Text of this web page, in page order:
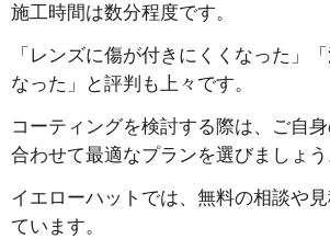
施工時間は数分程度です。
「レンズに傷が付きにくくなった」
なった」と評判も上々です。
コーティングを検討する際は、ご自
合わせて最適なプランを選びましょう
イエローハットでは、無料の相談や
ています。